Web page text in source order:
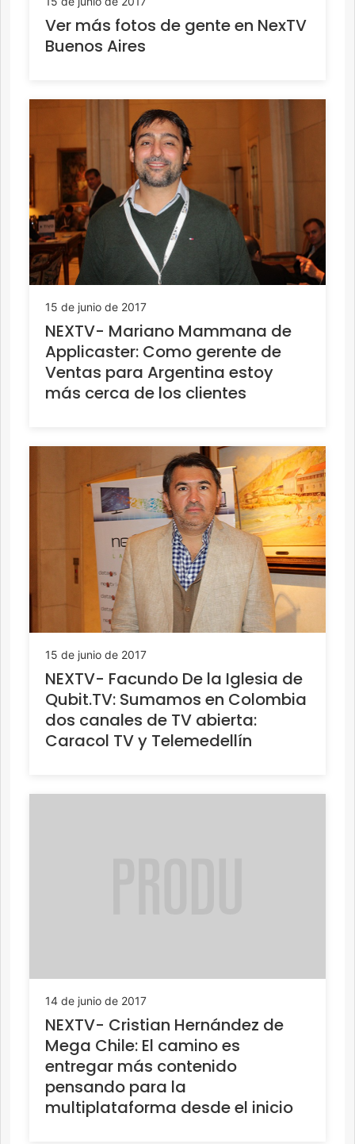
Ver más fotos de gente en NexTV
Buenos Aires
15 de junio de 2017
NEXTV- Mariano Mammana de
Applicaster: Como gerente de
Ventas para Argentina estoy
más cerca de los clientes
15 de junio de 2017
NEXTV- Facundo De la Iglesia de
Qubit.TV: Sumamos en Colombia
dos canales de TV abierta:
Caracol TV y Telemedellín
14 de junio de 2017
NEXTV- Cristian Hernández de
Mega Chile: El camino es
entregar más contenido
pensando para la
multiplataforma desde el inicio